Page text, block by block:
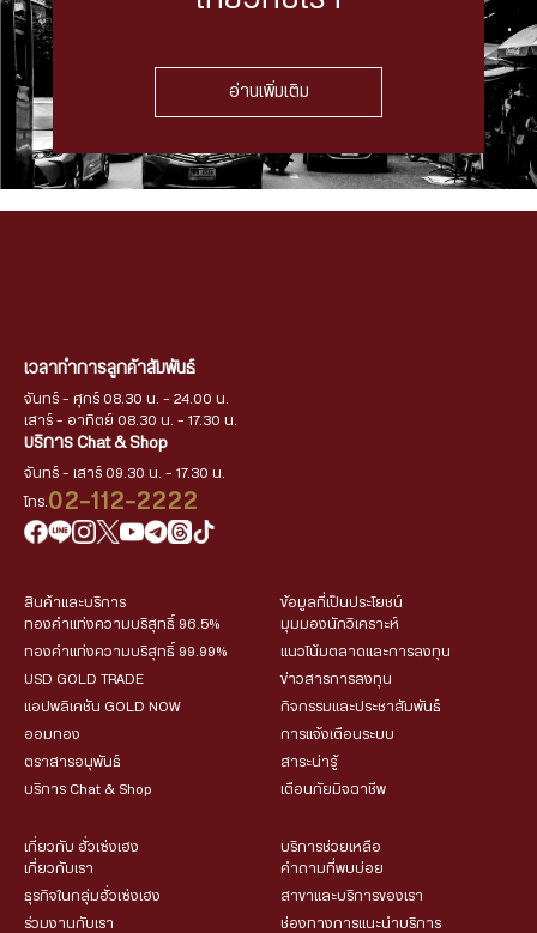
อ่านเพิ่มเติม
เวลาทำการลูกค้าสัมพันธ์
จันทร์ - ศุกร์ 08.30 น. - 24.00 น.
เสาร์ - อาทิตย์ 08.30 น. - 17.30 น.
บริการ Chat & Shop
จันทร์ - เสาร์ 09.30 น. - 17.30 น.
โทร. 02-112-2222
สินค้าและบริการ
ทองคำแท่งความบริสุทธิ์ 96.5%
ทองคำแท่งความบริสุทธิ์ 99.99%
USD GOLD TRADE
แอปพลิเคชัน GOLD NOW
ออมทอง
ตราสารอนุพันธ์
บริการ Chat & Shop
ข้อมูลที่เป็นประโยชน์
มุมมองนักวิเคราะห์
แนวโน้มตลาดและการลงทุน
ข่าวสารการลงทุน
กิจกรรมและประชาสัมพันธ์
การแจ้งเตือนระบบ
สาระน่ารู้
เตือนภัยมิจฉาชีพ
เกี่ยวกับ ฮั่วเซ่งเฮง
เกี่ยวกับเรา
ธุรกิจในกลุ่มฮั่วเซ่งเฮง
ร่วมงานกับเรา
บริการช่วยเหลือ
คำถามที่พบบ่อย
สาขาและบริการของเรา
ช่องทางการแนะนำบริการ